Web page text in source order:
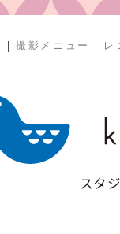
| 撮影メニュー | レ
スタ